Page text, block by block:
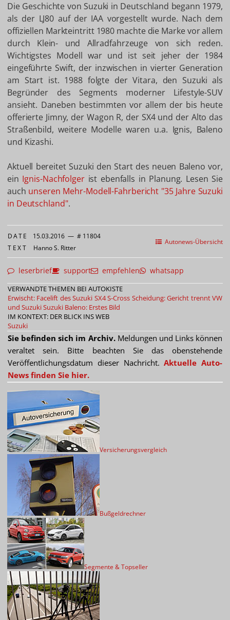
Die Geschichte von Suzuki in Deutschland begann 1979,
als der LJ80 auf der IAA vorgestellt wurde. Nach dem
offiziellen Markteintritt 1980 machte die Marke vor allem
durch Klein- und Allradfahrzeuge von sich reden.
Wichtigstes Modell war und ist seit jeher der 1984
eingeführte Swift, der inzwischen in vierter Generation
am Start ist. 1988 folgte der Vitara, den Suzuki als
Begründer des Segments moderner Lifestyle-SUV
ansieht. Daneben bestimmten vor allem der bis heute
offerierte Jimny, der Wagon R, der SX4 und der Alto das
Straßenbild, weitere Modelle waren u.a. Ignis, Baleno
und Kizashi.
Aktuell bereitet Suzuki den Start des neuen Baleno vor,
ein Ignis-Nachfolgerist ebenfalls in Planung. Lesen Sie
auch unseren Mehr-Modell-Fahrbericht "35 Jahre Suzuki
in Deutschland".
Autonews-Übersicht
DATE 15.03.2016 — # 11804
TEXT Hanno S. Ritter
leserbrief support empfehlen whatsapp
VERWANDTE THEMEN BEI AUTOKISTE
Erwischt: Facelift des Suzuki SX4 S-Cross Scheidung: Gericht trennt VW
und SuzukiSuzuki Baleno: Erstes Bild
IM KONTEXT: DER BLICK INS WEB
Suzuki
Sie befinden sich im Archiv.Meldungen und Links können
veraltet sein. Bitte beachten Sie das obenstehende
Veröffentlichungsdatum dieser Nachricht.Aktuelle Auto-
News finden Sie hier.
Versicherungsvergleich
Bußgeldrechner
Segmente & Topseller